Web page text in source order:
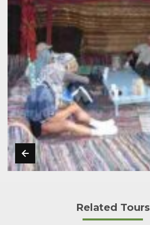
Related Tours